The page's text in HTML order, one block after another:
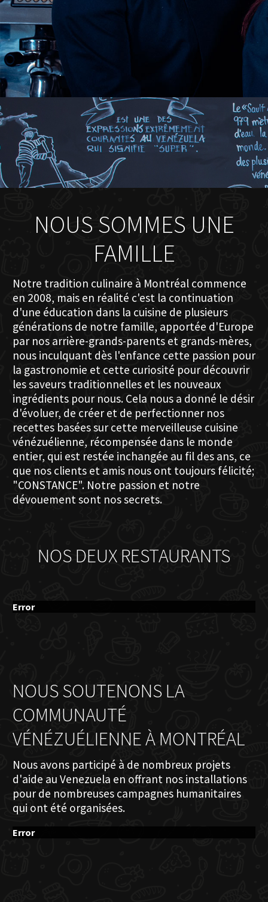
NOUS SOMMES UNE
FAMILLE
Notre tradition culinaire à Montréal commence
en 2008, mais en réalité c'est la continuation
d'une éducation dans la cuisine de plusieurs
générations de notre famille, apportée d'Europe
par nos arrière-grands-parents et grands-mères,
nous inculquant dès l'enfance cette passion pour
la gastronomie et cette curiosité pour découvrir
les saveurs traditionnelles et les nouveaux
ingrédients pour nous. Cela nous a donné le désir
d'évoluer, de créer et de perfectionner nos
recettes basées sur cette merveilleuse cuisine
vénézuélienne, récompensée dans le monde
entier, qui est restée inchangée au fil des ans, ce
que nos clients et amis nous ont toujours félicité;
"CONSTANCE". Notre passion et notre
dévouement sont nos secrets.
NOS DEUX RESTAURANTS
Error
NOUS SOUTENONS LA
COMMUNAUTÉ
VÉNÉZUÉLIENNE À MONTRÉAL
Nous avons participé à de nombreux projets
d'aide au Venezuela en offrant nos installations
pour de nombreuses campagnes humanitaires
qui ont été organisées.
Error